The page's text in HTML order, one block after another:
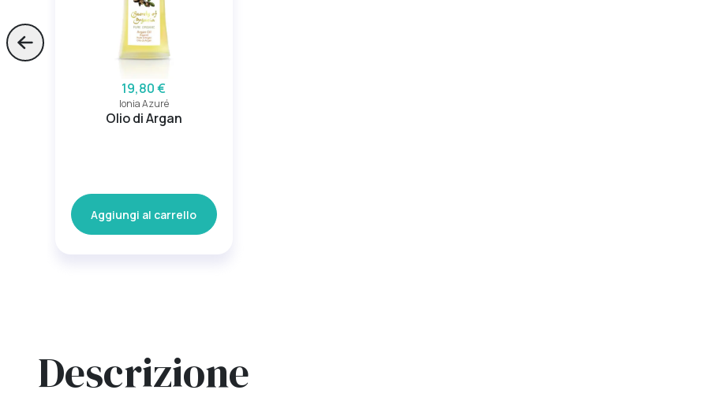
19,80 €
Ionia Azuré
Olio di Argan
Aggiungi al carrello
Skip to previous slide page
Descrizione